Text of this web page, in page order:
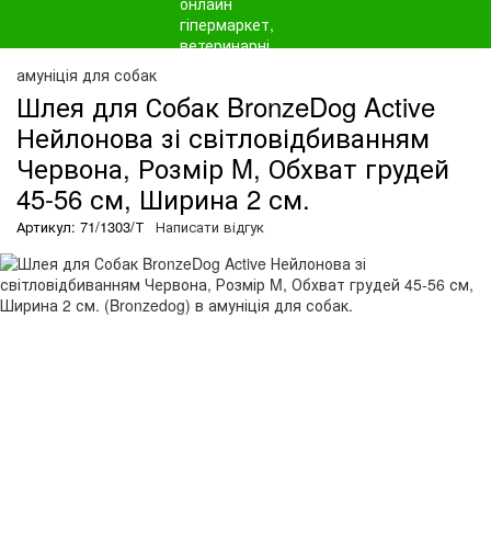
амуніція для собак
Шлея для Собак BronzeDog Active
Нейлонова зі світловідбиванням
Червона, Розмір M, Обхват грудей
45-56 см, Ширина 2 см.
Артикул: 71/1303/Т Написати відгук